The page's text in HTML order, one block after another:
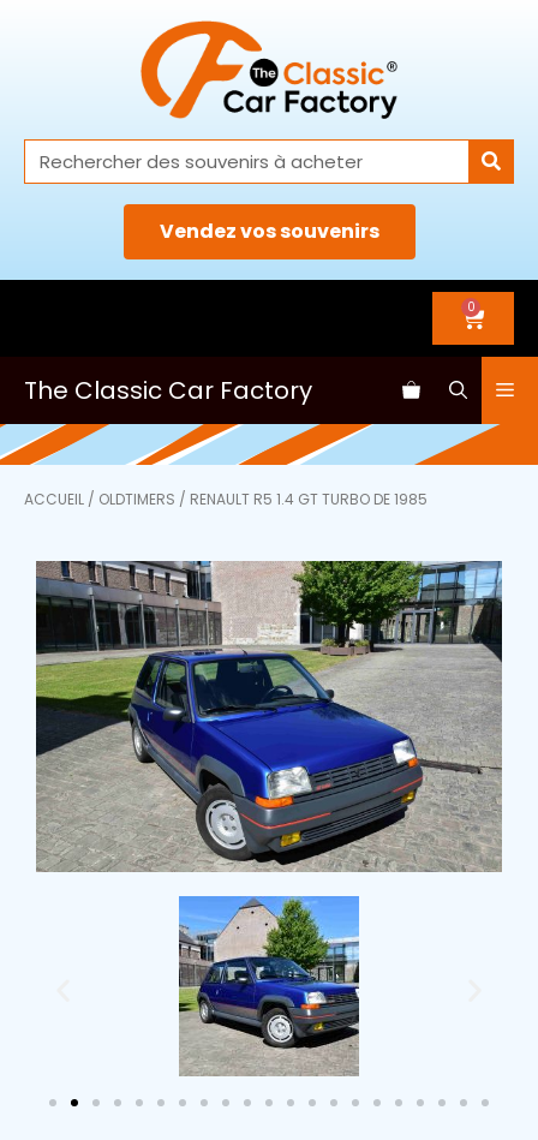
Vendez vos souvenirs
0
The Classic Car Factory
ACCUEIL / OLDTIMERS / RENAULT R5 1.4 GT TURBO DE 1985